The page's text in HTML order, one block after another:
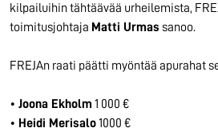
kilpailuihin tähtäävää urheilemista,
toimitusjohtaja Matti Urmas sanoo.
FREJAn raati päätti myöntää apurahat
• Joona Ekholm 1 000 €
• Heidi Merisalo1000 €